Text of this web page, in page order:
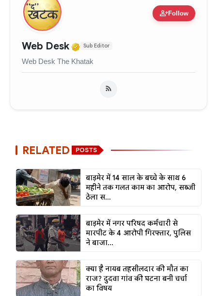
person_addFollow
Web Desk Verified Media or
Sub Editor
Web Desk The Khatak
RELATED POSTS
बाड़मेर में 14 साल के बच्चे के साथ 6
महीने तक गलत काम का आरोप, सब्जी
ठेला स...
बाड़मेर में नगर परिषद कर्मचारी से
मारपीट के 4 आरोपी गिरफ्तार, पुलिस
ने बाजा...
क्या है नायब तहसीलदार की मौत का
राज? दुदवा गांव की घटना बनी चर्चा
का विषय